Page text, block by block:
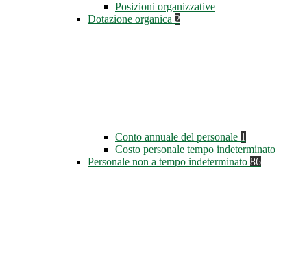
Posizioni organizzative
Dotazione organica 2
Conto annuale del personale 1
Costo personale tempo indeterminato
Personale non a tempo indeterminato 86